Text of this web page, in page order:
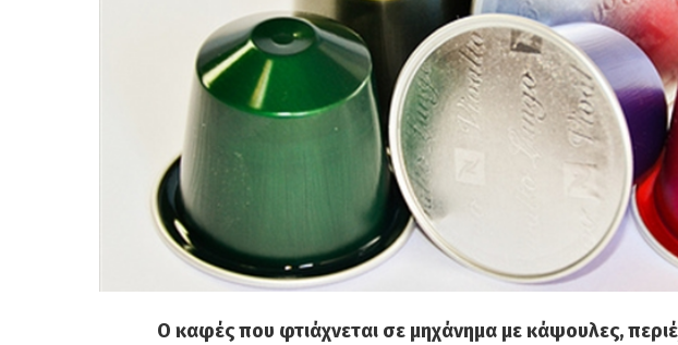
Ο καφές που φτιάχνεται σε μηχάνημα με κάψουλες,